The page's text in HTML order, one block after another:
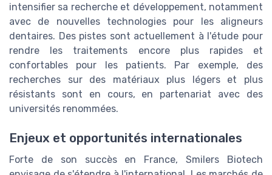
intensifier sa recherche et développement, notamment
avec de nouvelles technologies pour les aligneurs
dentaires. Des pistes sont actuellement à l'étude pour
rendre les traitements encore plus rapides et
confortables pour les patients. Par exemple, des
recherches sur des matériaux plus légers et plus
résistants sont en cours, en partenariat avec des
universités renommées.
Enjeux et opportunités internationales
Forte de son succès en France, Smilers Biotech